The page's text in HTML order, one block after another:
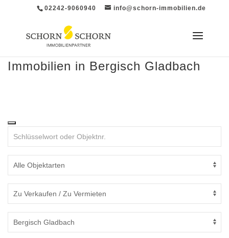
02242-9060940 info@schorn-immobilien.de
Immobilien in Bergisch Gladbach